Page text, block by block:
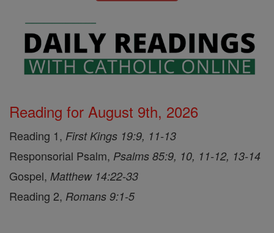
Reading for August 9th, 2026
Reading 1, First Kings 19:9, 11-13
Responsorial Psalm, Psalms 85:9, 10, 11-12, 13-14
Gospel, Matthew 14:22-33
Reading 2, Romans 9:1-5